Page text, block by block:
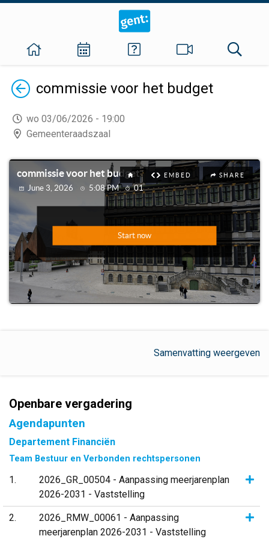
Terugcommissie voor het budget
wo 03/06/2026 - 19:00
Gemeenteraadszaal
Samenvatting weergeven
Openbare vergadering
Agendapunten
Departement Financiën
Team Bestuur en Verbonden rechtspersonen
1
2026_GR_00504 - Aanpassing meerjarenplan
2026-2031 - Vaststelling
2
2026_RMW_00061 - Aanpassing
meerjarenplan 2026-2031 - Vaststelling